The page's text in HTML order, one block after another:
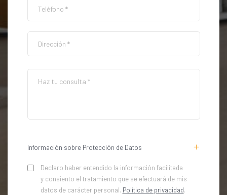
Información sobre Protección de Datos
Declaro haber entendido la información facilitada
y consiento el tratamiento que se efectuará de mis
datos de carácter personal. Política de privacidad.